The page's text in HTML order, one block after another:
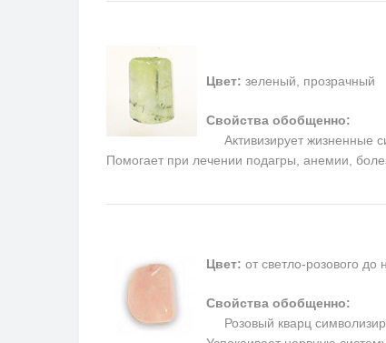
Цвет: зеленый, прозрачный
Свойства обобщенно:
Активизирует жизненные
Помогает при лечении подагры, анемии,
Цвет: от светло-розового до
Свойства обобщенно:
Розовый кварц